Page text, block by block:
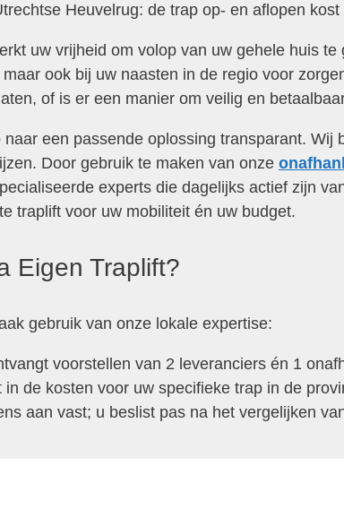
Heuvelrug: de trap op- en aflopen
uw vrijheid om volop van uw gehele huis
ook bij uw naasten in de regio voor
of is er een manier om veilig en
een passende oplossing transparant. Wij
Door gebruik te maken van onze
experts die dagelijks actief zijn
traplift voor uw mobiliteit én uw budget.
Eigen Traplift?
gebruik van onze lokale expertise:
voorstellen van 2 leveranciers én 1
in de kosten voor uw specifieke trap in de
aan vast; u beslist pas na het vergelijken